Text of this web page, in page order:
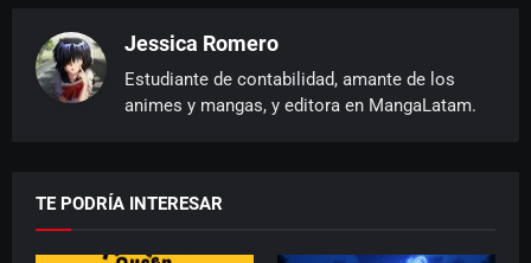
Jessica Romero
Estudiante de contabilidad, amante de los
animes y mangas, y editora en MangaLatam.
TE PODRÍA INTERESAR